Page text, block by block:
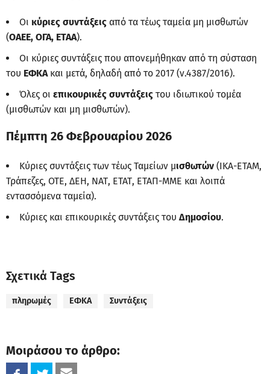
Οι κύριες συντάξεις από τα τέως ταμεία μη μισθωτών
(ΟΑΕΕ, ΟΓΑ, ΕΤΑΑ).
Οι κύριες συντάξεις που απονεμήθηκαν από τη σύσταση
του ΕΦΚΑκαι μετά, δηλαδή από το 2017 (ν.4387/2016).
Όλες οι επικουρικές συντάξεις του ιδιωτικού τομέα
(μισθωτών και μη μισθωτών).
Πέμπτη 26 Φεβρουαρίου 2026
Κύριες συντάξεις των τέως Ταμείων μισθωτών (ΙΚΑ-ΕΤΑΜ,
Τράπεζες, ΟΤΕ, ΔΕΗ, ΝΑΤ, ΕΤΑΤ, ΕΤΑΠ-ΜΜΕ και λοιπά
εντασσόμενα ταμεία).
Κύριες και επικουρικές συντάξεις του Δημοσίου.
Σχετικά Tags
πληρωμές ΕΦΚΑ Συντάξεις
Μοιράσου το άρθρο: